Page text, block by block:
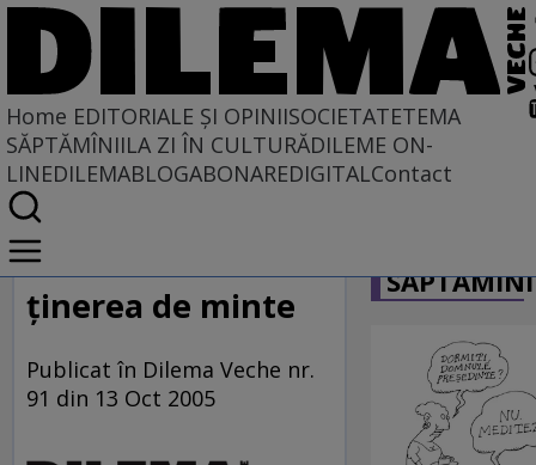
Home EDITORIALE ȘI OPINIISOCIETATETEMA
SĂPTĂMÎNIILA ZI ÎN CULTURĂDILEME ON-
LINEDILEMABLOGABONAREDIGITALContact
Home
EDITORIALE ȘI OPINII
SITUAȚIUNEA
ţinerea de minte
Publicat în Dilema Veche nr.
91 din 13 Oct 2005